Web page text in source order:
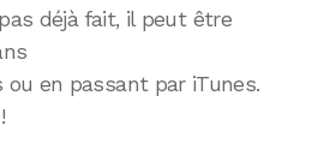
pas déjà fait, il peut être
en passant par iTunes.